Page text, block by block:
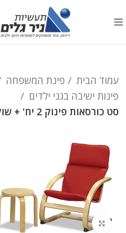
עמוד הבית
פינת המשפחה
פינות ישיבה בגני ילדים
סט כורסאות פינוק 2 יח' + שולחן (גוון אדום)
לחץ להגדלה